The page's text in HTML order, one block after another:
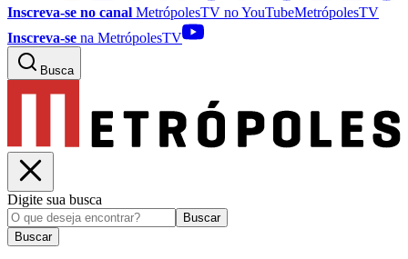
Inscreva-se no canal MetrópolesTV noYouTubeMetrópolesTV
Inscreva-se na MetrópolesTV
Busca
Digite sua busca
Buscar
Buscar